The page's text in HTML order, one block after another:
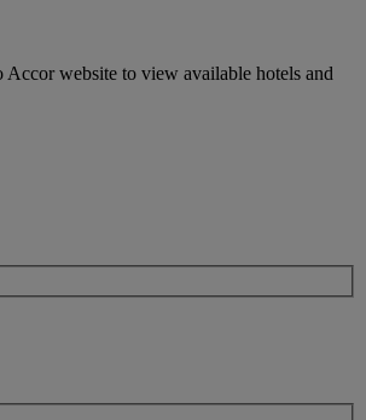
Accor website to view available hotels and